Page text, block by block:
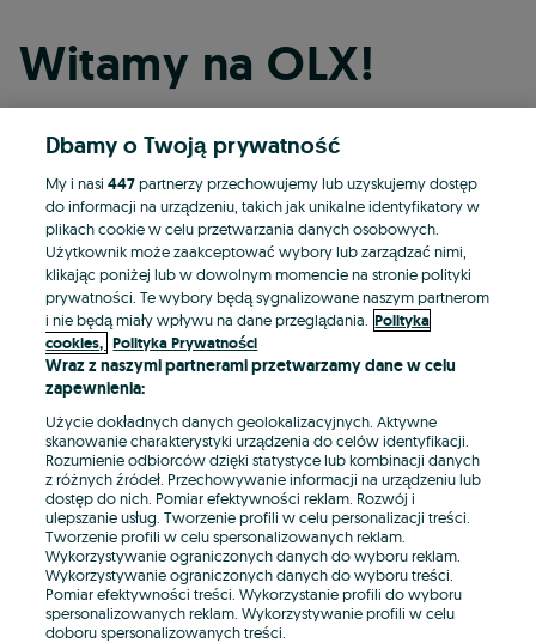
Witamy na OLX!
Kontynuuj przez Facebooka
Kontynuuj przez konto Apple
Kontynuuj przez konto Google
LUB
E-mail
Hasło
Dbamy o Twoją prywatność
My i nasi447partnerzy przechowujemy lub uzyskujemy dostęp
do informacji na urządzeniu, takich jak unikalne identyfikatory w
plikach cookie w celu przetwarzania danych osobowych.
Użytkownik może zaakceptować wybory lub zarządzać nimi,
klikając poniżej lub w dowolnym momencie na stronie polityki
prywatności. Te wybory będą sygnalizowane naszym partnerom
i nie będą miały wpływu na dane przeglądania. Polityka
cookies, Polityka Prywatności
Wraz z naszymi partnerami przetwarzamy dane w celu
zapewnienia:
Użycie dokładnych danych geolokalizacyjnych. Aktywne
skanowanie charakterystyki urządzenia do celów identyfikacji.
Rozumienie odbiorców dzięki statystyce lub kombinacji danych
z różnych źródeł. Przechowywanie informacji na urządzeniu lub
dostęp do nich. Pomiar efektywności reklam. Rozwój i
ulepszanie usług. Tworzenie profili w celu personalizacji treści.
Tworzenie profili w celu spersonalizowanych reklam.
Wykorzystywanie ograniczonych danych do wyboru reklam.
Wykorzystywanie ograniczonych danych do wyboru treści.
Pomiar efektywności treści. Wykorzystanie profili do wyboru
spersonalizowanych reklam. Wykorzystywanie profili w celu
doboru spersonalizowanych treści.